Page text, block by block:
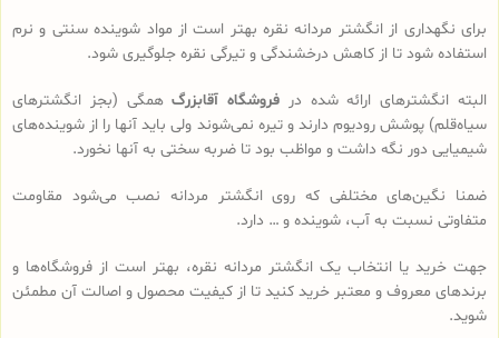
برای نگهداری از انگشتر مردانه نقره بهتر است از مواد شوینده سنتی و نرم
استفاده شود تا از کاهش درخشندگی و تیرگی نقره جلوگیری شود.
البته انگشترهای ارائه شده در فروشگاه آقابزرگهمگی (بجز انگشترهای
سیاه‌قلم) پوشش رودیوم دارند و تیره نمی‌شوند ولی باید آنها را از شوینده‌های
شیمیایی دور نگه داشت و مواظب بود تا ضربه سختی به آنها نخورد.
ضمنا نگین‌های مختلفی که روی انگشتر مردانه نصب می‌شود مقاومت
متفاوتی نسبت به آب، شوینده و … دارد.
جهت خرید یا انتخاب یک انگشتر مردانه نقره، بهتر است از فروشگاه‌ها و
برندهای معروف و معتبر خرید کنید تا از کیفیت محصول و اصالت آن مطمئن
شوید.